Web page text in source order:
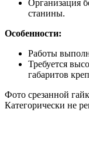
Организация
станины.
Особенности:
Работы
Требуется
габаритов
Фото срезанной
Категорически не